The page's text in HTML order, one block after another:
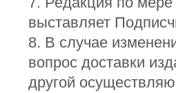
выставляет
8. В случае
вопрос доставки
другой